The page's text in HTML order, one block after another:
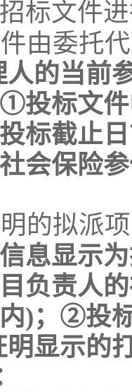
标文件
由委托
人的当前
①投标文件
标截止
会保险
的拟派
息显示
负责人
内)；②投
明显示的